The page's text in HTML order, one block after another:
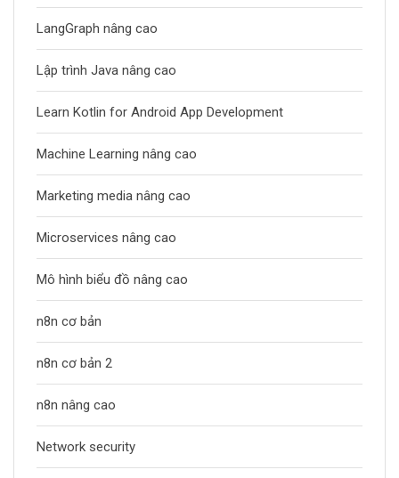
LangGraph nâng cao
Lập trình Java nâng cao
Learn Kotlin for Android App Development
Machine Learning nâng cao
Marketing media nâng cao
Microservices nâng cao
Mô hình biểu đồ nâng cao
n8n cơ bản
n8n cơ bản 2
n8n nâng cao
Network security